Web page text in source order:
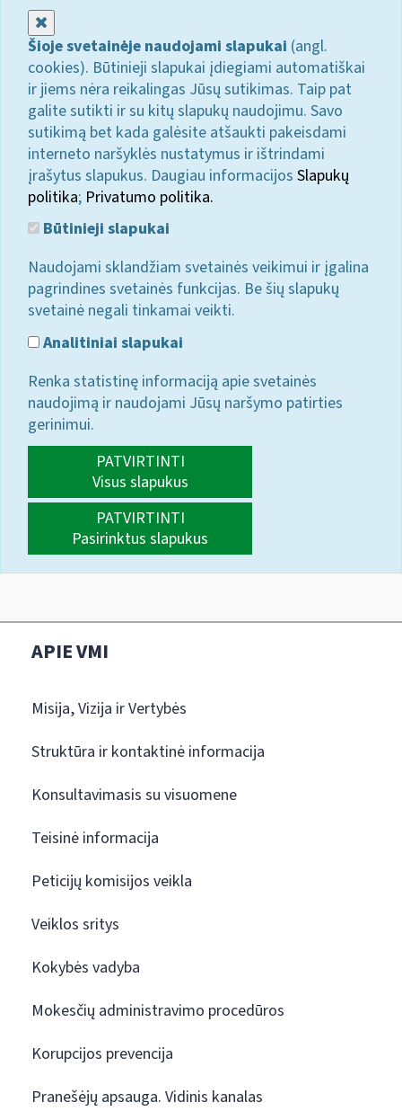
Šioje svetainėje naudojami slapukai (angl.
cookies). Būtinieji slapukai įdiegiami automatiškai
ir jiems nėra reikalingas Jūsų sutikimas. Taip pat
galite sutikti ir su kitų slapukų naudojimu. Savo
sutikimą bet kada galėsite atšaukti pakeisdami
interneto naršyklės nustatymus ir ištrindami
įrašytus slapukus. Daugiau informacijos Slapukų
politika; Privatumo politika.
Būtinieji slapukai
Naudojami sklandžiam svetainės veikimui ir įgalina
pagrindines svetainės funkcijas. Be šių slapukų
svetainė negali tinkamai veikti.
Analitiniai slapukai
Renka statistinę informaciją apie svetainės
naudojimą ir naudojami Jūsų naršymo patirties
gerinimui.
PATVIRTINTI
Visus slapukus
PATVIRTINTI
Pasirinktus slapukus
APIE VMI
Misija, Vizija ir Vertybės
Struktūra ir kontaktinė informacija
Konsultavimasis su visuomene
Teisinė informacija
Peticijų komisijos veikla
Veiklos sritys
Kokybės vadyba
Mokesčių administravimo procedūros
Korupcijos prevencija
Pranešėjų apsauga. Vidinis kanalas